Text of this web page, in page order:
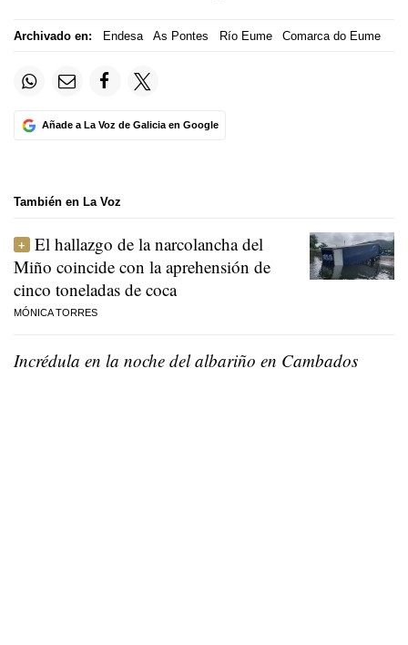
Archivado en: Endesa As Pontes Río Eume Comarca do Eume
Añade a La Voz de Galicia en Google
También en La Voz
El hallazgo de la narcolancha del
Miño coincide con la aprehensión de
cinco toneladas de coca
MÓNICA TORRES
Incrédula en la noche del albariño en Cambados